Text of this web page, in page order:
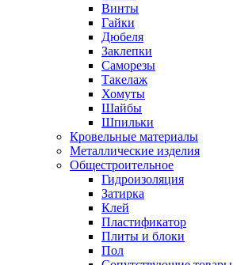
Винты
Гайки
Дюбеля
Заклепки
Саморезы
Такелаж
Хомуты
Шайбы
Шпильки
Кровельные материалы
Металлические изделия
Общестроительное
Гидроизоляция
Затирка
Клей
Пластификатор
Плиты и блоки
Пол